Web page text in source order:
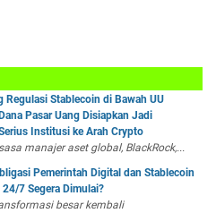
Regulasi Stablecoin di Bawah UU
Pasar Uang Disiapkan Jadi
Institusi ke Arah Crypto
manajer aset global, BlackRock,...
Pemerintah Digital dan Stablecoin
7 Segera Dimulai?
besar kembali